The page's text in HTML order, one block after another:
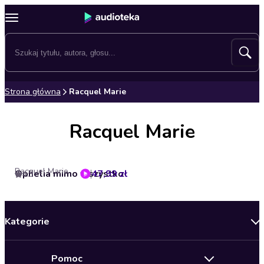
Strona główna Racquel Marie
Racquel Marie
Ophelia mimo wszystko
Racquel Marie
4.3 47,99 zł
Kategorie
Pomoc